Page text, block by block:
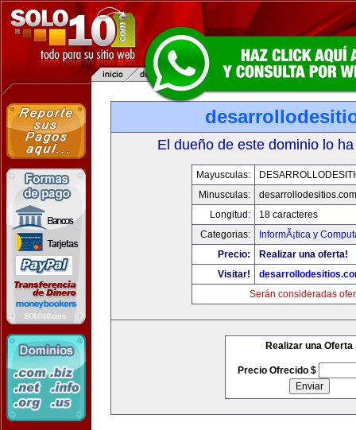
El dueño de este dominio lo
Mayusculas:
Minusculas:
desarrollodesitios.com
Longitud:
18 caracteres
Categorias:
InformÃ¡tica y
Precio:
Realizar una oferta!
Visitar!
Serán consideradas
Realizar una Oferta
Precio Ofrecido $